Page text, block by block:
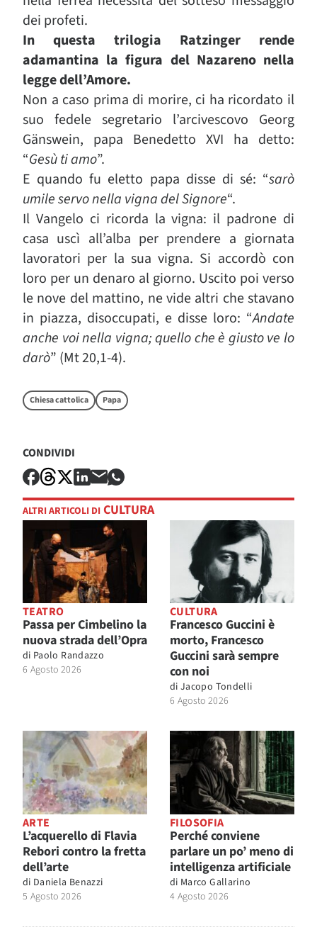
dei profeti.
In questa trilogia Ratzinger rende
adamantina la figura del Nazareno nella
legge dell’Amore.
Non a caso prima di morire, ci ha ricordato il
suo fedele segretario l’arcivescovo Georg
Gänswein, papa Benedetto XVI ha detto:
“Gesù ti amo”.
E quando fu eletto papa disse di sé: “sarò
umile servo nella vigna del Signore“.
Il Vangelo ci ricorda la vigna: il padrone di
casa uscì all’alba per prendere a giornata
lavoratori per la sua vigna. Si accordò con
loro per un denaro al giorno. Uscito poi verso
le nove del mattino, ne vide altri che stavano
in piazza, disoccupati, e disse loro: “Andate
anche voi nella vigna; quello che è giusto ve lo
darò” (Mt 20,1-4).
Chiesa cattolica Papa
CONDIVIDI
ALTRI ARTICOLI DI CULTURA
TEATRO
Passa per Cimbelino la
nuova strada dell’Opra
di Paolo Randazzo
6 Agosto 2026
CULTURA
Francesco Guccini è
morto, Francesco
Guccini sarà sempre
con noi
di Jacopo Tondelli
6 Agosto 2026
ARTE
L’acquerello di Flavia
Rebori contro la fretta
dell’arte
di Daniela Benazzi
5 Agosto 2026
FILOSOFIA
Perché conviene
parlare un po’ meno di
intelligenza artificiale
di Marco Gallarino
4 Agosto 2026